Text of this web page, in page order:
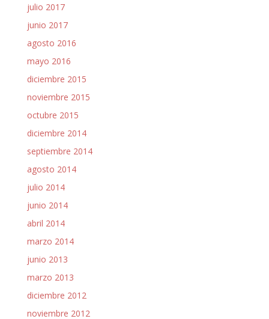
julio 2017
junio 2017
agosto 2016
mayo 2016
diciembre 2015
noviembre 2015
octubre 2015
diciembre 2014
septiembre 2014
agosto 2014
julio 2014
junio 2014
abril 2014
marzo 2014
junio 2013
marzo 2013
diciembre 2012
noviembre 2012